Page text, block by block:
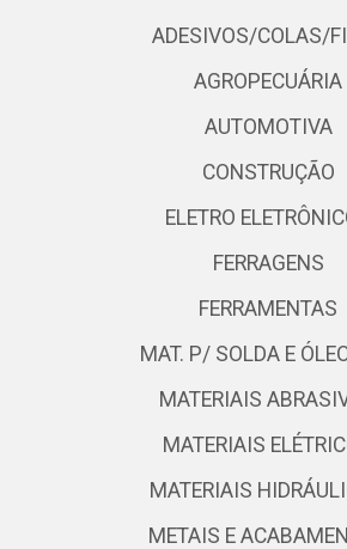
ADESIVOS/COLAS/
AGROPECUÁRIA
AUTOMOTIVA
CONSTRUÇÃO
ELETRO
FERRAGENS
FERRAMENTAS
MAT. P/ SOLDA E
MATERIAIS
MATERIAIS
MATERIAIS
METAIS E